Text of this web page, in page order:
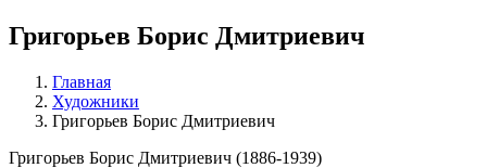
Григорьев Борис Дмитриевич
Главная
Художники
Григорьев Борис Дмитриевич
Григорьев Борис Дмитриевич (1886-1939)